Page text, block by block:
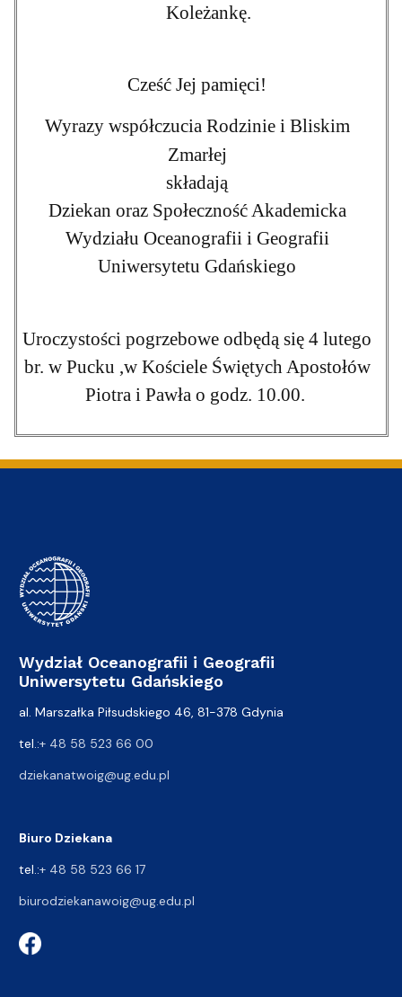
Koleżankę.
Cześć Jej pamięci!
Wyrazy współczucia Rodzinie i Bliskim
Zmarłej
składają
Dziekan oraz Społeczność Akademicka
Wydziału Oceanografii i Geografii
Uniwersytetu Gdańskiego
Uroczystości pogrzebowe odbędą się 4 lutego
br. w Pucku ,w Kościele Świętych Apostołów
Piotra i Pawła o godz. 10.00.
Wydział Oceanografii i Geografii
Uniwersytetu Gdańskiego
al. Marszałka Piłsudskiego 46, 81-378 Gdynia
tel.:+ 48 58 523 66 00
dziekanatwoig@ug.edu.pl
Biuro Dziekana
tel.:+ 48 58 523 66 17
biurodziekanawoig@ug.edu.pl